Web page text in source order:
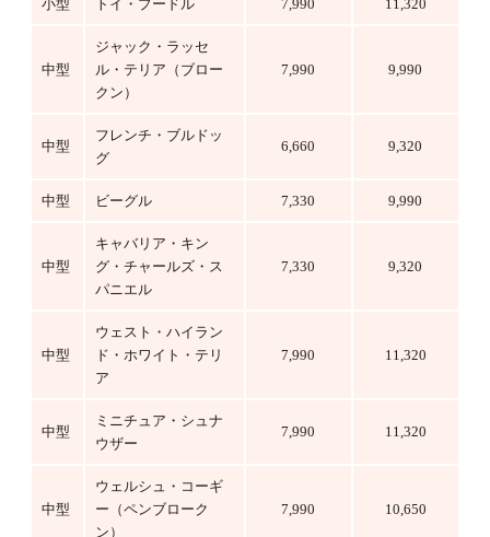
小型 トイ・プードル 7,990 11,320
中型
ジャック・ラッセ
ル・テリア（ブロー
クン）
7,990 9,990
中型
フレンチ・ブルドッ
グ
6,660 9,320
中型 ビーグル 7,330 9,990
中型
キャバリア・キン
グ・チャールズ・ス
パニエル
7,330 9,320
中型
ウェスト・ハイラン
ド・ホワイト・テリ
ア
7,990 11,320
中型
ミニチュア・シュナ
ウザー
7,990 11,320
中型
ウェルシュ・コーギ
ー（ペンブローク
ン）
7,990 10,650